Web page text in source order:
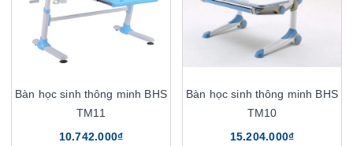
Bàn học sinh thông minh BHS
TM11
10.742.000₫
Bàn học sinh thông minh BHS
TM10
15.204.000₫